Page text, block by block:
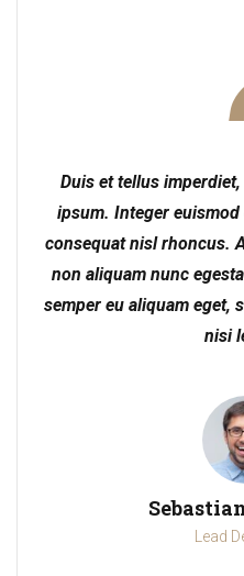
Duis et tellus
ipsum. Integer
consequat nisl rhoncus.
non aliquam nunc
semper eu aliquam eget,
nisi
Lead